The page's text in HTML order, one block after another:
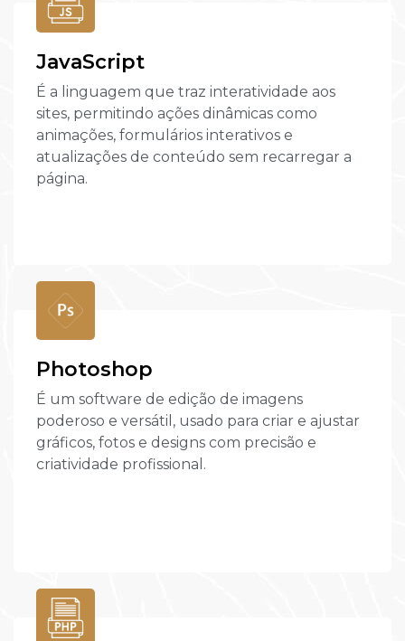
JavaScript
É a linguagem que traz interatividade aos
sites, permitindo ações dinâmicas como
animações, formulários interativos e
atualizações de conteúdo sem recarregar a
página.
Photoshop
É um software de edição de imagens
poderoso e versátil, usado para criar e ajustar
gráficos, fotos e designs com precisão e
criatividade profissional.